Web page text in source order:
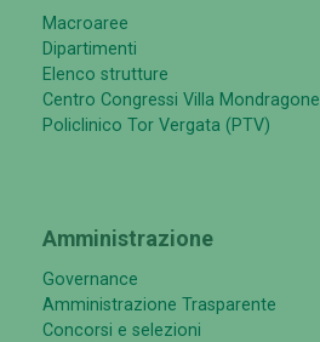
Macroaree
Dipartimenti
Elenco strutture
Centro Congressi Villa Mondragone
Policlinico Tor Vergata (PTV)
Amministrazione
Governance
Amministrazione Trasparente
Concorsi e selezioni